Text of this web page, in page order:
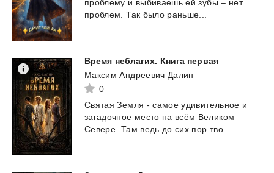
проблему и выбиваешь ей зубы – нет
проблем.
Так было раньше...
Время неблагих. Книга первая
Максим Андреевич Далин
0
Святая Земля - самое удивительное и
загадочное место на всём Великом
Севере. Там ведь до сих пор тво...